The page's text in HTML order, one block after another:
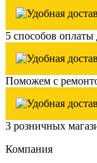
5 способов оплаты
Поможем с
3 розничных
Компания